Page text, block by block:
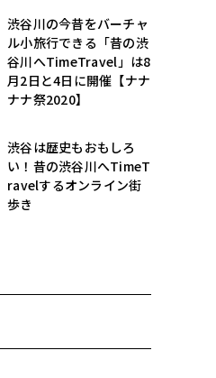
渋谷川の今昔をバーチャ
ル小旅行できる「昔の渋
谷川へTimeTravel」は8
月2日と4日に開催【ナナ
ナナ祭2020】
渋谷は歴史もおもしろ
い！昔の渋谷川へTimeT
ravelするオンライン街
歩き